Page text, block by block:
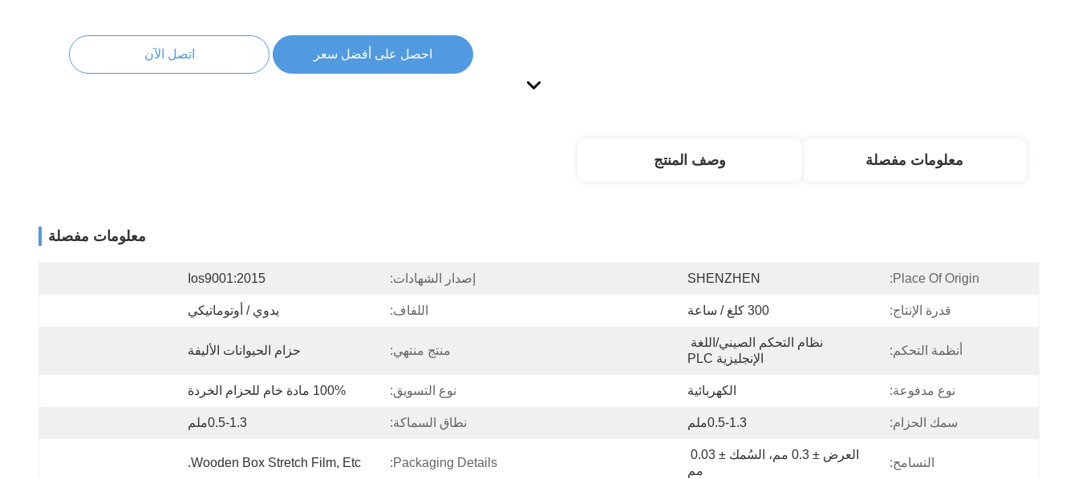
احصل على أفضل سعر اتصل الآن
معلومات مفصلة وصف المنتج
معلومات مفصلة
Place Of Origin:
SHENZHEN إصدار الشهادات: Ios9001:2015
قدرة الإنتاج: 300 كلغ / ساعة اللفاف: يدوي / أوتوماتيكي
أنظمة التحكم:
الإنجليزية PLC
منتج منتهي: حزام الحيوانات الأليفة
نوع مدفوعة: الكهربائية نوع التسويق: 100% مادة خام للحزام الخردة
سمك الحزام: 0.5-1.3ملم نطاق السماكة: 0.5-1.3ملم
التسامح:
مم
Packaging Details:
Wooden Box Stretch Film, Etc.